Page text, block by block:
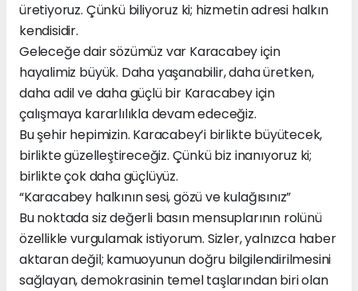
üretiyoruz. Çünkü biliyoruz ki; hizmetin adresi halkın
kendisidir.
Geleceğe dair sözümüz var Karacabey için
hayalimiz büyük. Daha yaşanabilir, daha üretken,
daha adil ve daha güçlü bir Karacabey için
çalışmaya kararlılıkla devam edeceğiz.
Bu şehir hepimizin. Karacabey’i birlikte büyütecek,
birlikte güzelleştireceğiz. Çünkü biz inanıyoruz ki;
birlikte çok daha güçlüyüz.
“Karacabey halkının sesi, gözü ve kulağısınız”
Bu noktada siz değerli basın mensuplarının rolünü
özellikle vurgulamak istiyorum. Sizler, yalnızca haber
aktaran değil; kamuoyunun doğru bilgilendirilmesini
sağlayan, demokrasinin temel taşlarından biri olan